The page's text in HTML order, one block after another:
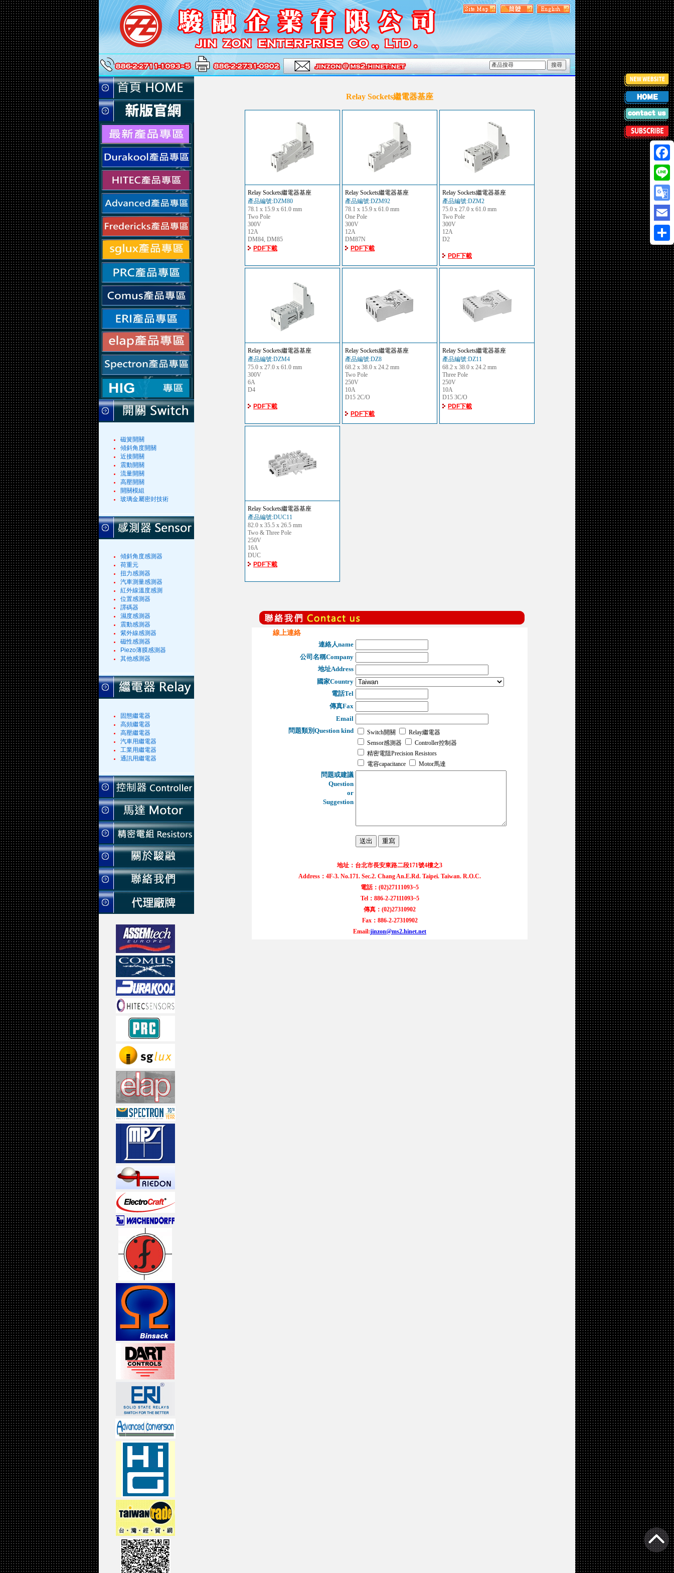
Line
Share
磁簧開關
傾斜角度開關
近接開關
震動開關
流量開關
高壓開關
開關模組
玻璃金屬密封技術
傾斜角度感測器
荷重元
扭力感測器
汽車測量感測器
紅外線溫度感測
位置感測器
譯碼器
濕度感測器
震動感測器
紫外線感測器
磁性感測器
Piezo薄膜感測器
其他感測器
固態繼電器
高頻繼電器
高壓繼電器
汽車用繼電器
工業用繼電器
通訊用繼電器
Relay Sockets繼電器基座
Relay Sockets繼電器基座
產品編號:DZM80
78.1 x 15.9 x 61.0 mm
Two Pole
300V
12A
DM84, DM85
PDF下載
Relay Sockets繼電器基座
產品編號:DZM92
78.1 x 15.9 x 61.0 mm
One Pole
300V
12A
DM87N
PDF下載
Relay Sockets繼電器基座
產品編號:DZM2
75.0 x 27.0 x 61.0 mm
Two Pole
300V
12A
D2
PDF下載
Relay Sockets繼電器基座
產品編號:DZM4
75.0 x 27.0 x 61.0 mm
300V
6A
D4
PDF下載
Relay Sockets繼電器基座
產品編號:DZ8
68.2 x 38.0 x 24.2 mm
Two Pole
250V
10A
D15 2C/O
PDF下載
Relay Sockets繼電器基座
產品編號:DZ11
68.2 x 38.0 x 24.2 mm
Three Pole
250V
10A
D15 3C/O
PDF下載
Relay Sockets繼電器基座
產品編號:DUC11
82.0 x 35.5 x 26.5 mm
Two & Three Pole
250V
16A
DUC
PDF下載
線上連絡
連絡人name
公司名稱Company
地址Address
國家Country
電話Tel
傳真Fax
Email
問題類別Question kind
Switch開關
Relay繼電器
Sensor感測器
Controller控制器
精密電阻Precision Resistors
電容capacitance
Motor馬達
問題或建議
Question
or
Suggestion
地址：台北市長安東路二段171號4樓之3
Address：4F-3. No.171. Sec.2. Chang An.E.Rd. Taipei. Taiwan. R.O.C.
電話：(02)27111093~5
Tel：886-2-27111093~5
傳真：(02)27310902
Fax：886-2-27310902
Email:jinzon@ms2.hinet.net